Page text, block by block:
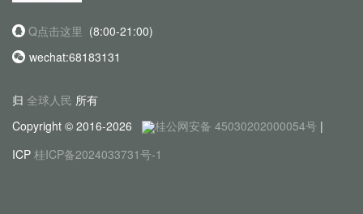
Q点击这里 (8:00-21:00)
wechat:68183131
归 全球人民 所有
Copyright © 2016-2026
桂公网安备 45030202000054号 |
ICP 桂ICP备2024033731号-1